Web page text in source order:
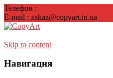
Телефон :
E-mail : zakaz@copyart.in.ua
Skip to content
Навигация